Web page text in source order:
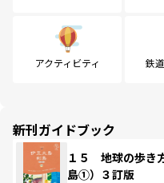
アクティビティ 鉄
新刊ガイドブック
１５ 地球の歩
島①）３訂版